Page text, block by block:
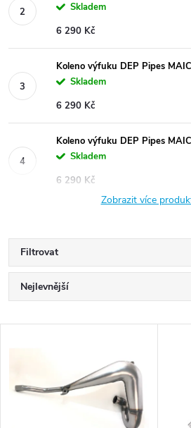
Skladem
6 290 Kč
Koleno výfuku DEP Pipes
Skladem
6 290 Kč
Koleno výfuku DEP Pipes
Skladem
6 290 Kč
Zobrazit více
Filtrovat
Ř
a
z
e
Nejlevnější
ý